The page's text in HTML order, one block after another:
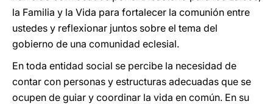
la Familia y la Vida para fortalecer la comunión entre
ustedes y reflexionar juntos sobre el tema del
gobierno de una comunidad eclesial.
En toda entidad social se percibe la necesidad de
contar con personas y estructuras adecuadas que se
ocupen de guiar y coordinar la vida en común. En su